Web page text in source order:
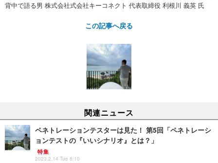
背中で語る男 株式会社式会社キーコネクト 代表取締役 利根川 義英 氏
この記事へ戻る
関連ニュース
ペネトレーションテスターは見た！ 第5回「ペネトレーシ
ョンテストの『いいシナリオ』とは？」
特集
2023.2.14 Tue 8:10